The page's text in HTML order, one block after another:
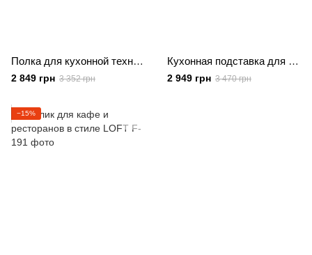
Полка для кухонной техники в стиле ЛОФТ
2 849 грн 3 352 грн
Кухонная подставка для бытовой техники на две полочки в стиле ЛОФТ
2 949 грн 3 470 грн
−15%